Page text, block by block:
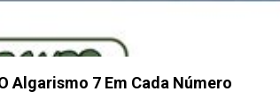
Algarismo 7 Em Cada Número